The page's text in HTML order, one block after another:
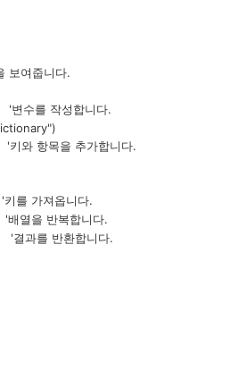
보여줍니다.
성합니다.
을 추가합니다.
옵니다.
반복합니다.
반환합니다.